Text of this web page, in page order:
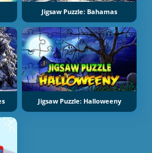
Jigsaw Puzzle: Bahamas
Jigsaw Puzzle: Halloweeny